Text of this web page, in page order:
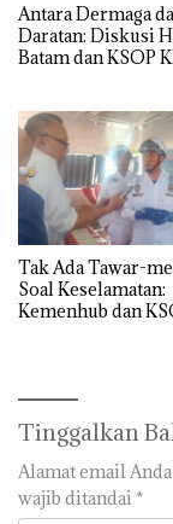
Antara Dermaga
Daratan: Diskusi
Batam dan KSOP
Tak Ada Tawar-
Soal Keselamatan:
Kemenhub dan
Tinggalkan
Alamat email
wajib ditandai *